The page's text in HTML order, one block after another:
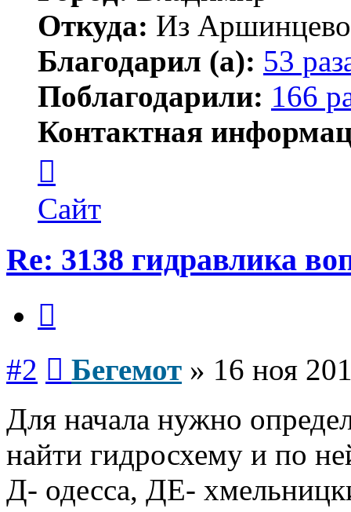
Откуда: Из
Благодарил (а): 53
Поблагодарили: 166
Контактная
пользователя
Бегемот
Сайт
Re: 3138 гидравлика
#2 Бегемот » 16 ноя
Для начала нужно
найти гидросхему и по
Д- одесса, ДЕ-